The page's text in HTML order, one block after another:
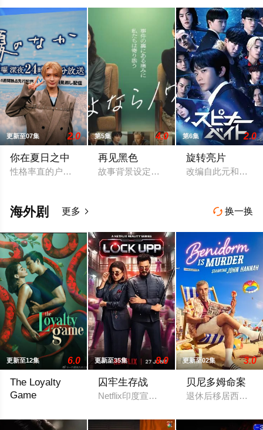
更新至07集 2.0
你在夏日之中
性格率直的户田涉（奥智哉 饰）与校园风云人物佐伯千晴（杢
第5集 4.0
再见黑色
故事背景设定在繁华却复杂的东京池袋地
第6集 2.0
旋转亮片
改编自此元和津也
 换一换
海外剧 更多 
更新至12集 6.0
The Loyalty
Game
更新至35集 8.0
囚牢生存战
Netflix印度宣布即将推出真人秀节目《
更新至02集 3.0
贝尼多姆命案
退休后移居西班牙